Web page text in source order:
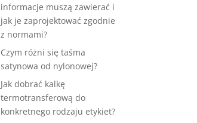
informacje muszą zawierać i
jak je zaprojektować zgodnie
z normami?
Czym różni się taśma
satynowa od nylonowej?
Jak dobrać kalkę
termotransferową do
konkretnego rodzaju etykiet?